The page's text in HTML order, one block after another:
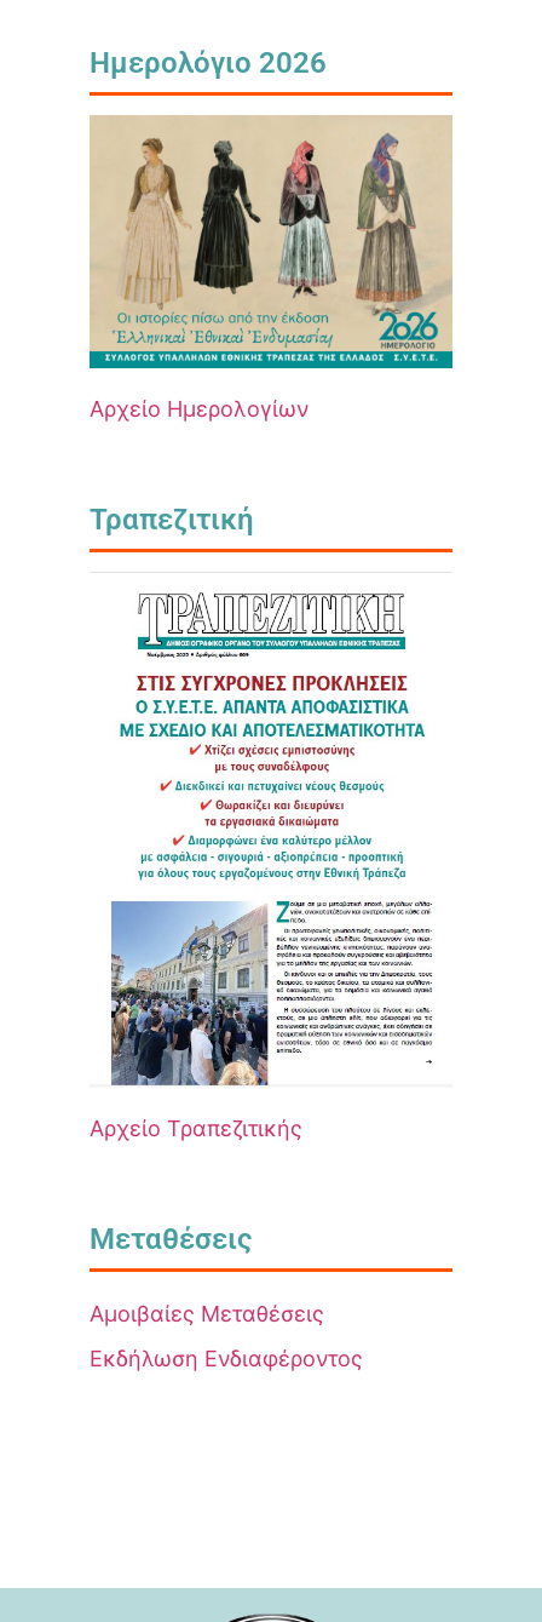
Ημερολόγιο 2026
Αρχείο Ημερολογίων
Τραπεζιτική
Αρχείο Τραπεζιτικής
Μεταθέσεις
Αμοιβαίες Μεταθέσεις
Εκδήλωση Ενδιαφέροντος